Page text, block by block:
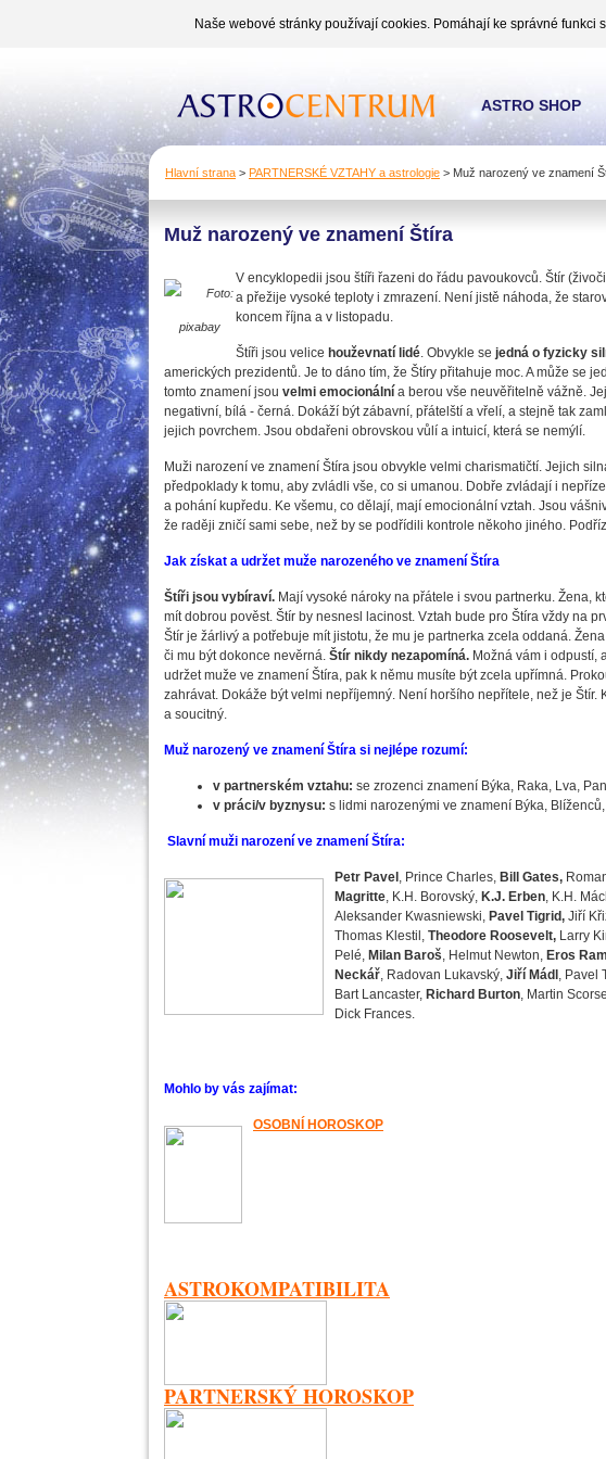
Naše webové stránky používají cookies. Pomáhají ke správné
Hlavní strana > PARTNERSKÉ VZTAHY a astrologie > Muž narozený ve znamení
Muž narozený ve znamení Štíra
Foto:
pixabay
V encyklopedii jsou štíři řazeni do řádu pavoukovců. Štír
a přežije vysoké teploty i zmrazení. Není jistě náhoda, že
koncem října a v listopadu.
Štíři jsou velice houževnatí lidé. Obvykle se jedná o fyzicky
amerických prezidentů. Je to dáno tím, že Štíry přitahuje moc. A může se
tomto znamení jsou velmi emocionální a berou vše neuvěřitelně vážně.
negativní, bílá - černá. Dokáží být zábavní, přátelští a vřelí, a stejně tak
jejich povrchem. Jsou obdařeni obrovskou vůlí a intuicí, která se nemýlí.
Muži narození ve znamení Štíra jsou obvykle velmi charismatičtí. Jejich
předpoklady k tomu, aby zvládli vše, co si umanou. Dobře zvládají i
a pohání kupředu. Ke všemu, co dělají, mají emocionální vztah. Jsou
že raději zničí sami sebe, než by se podřídili kontrole někoho jiného.
Jak získat a udržet muže narozeného ve znamení Štíra
Štíři jsou vybíraví. Mají vysoké nároky na přátele i svou partnerku. Žena,
mít dobrou pověst. Štír by nesnesl lacinost. Vztah bude pro Štíra vždy na
Štír je žárlivý a potřebuje mít jistotu, že mu je partnerka zcela oddaná.
či mu být dokonce nevěrná. Štír nikdy nezapomíná. Možná vám i odpustí,
udržet muže ve znamení Štíra, pak k němu musíte být zcela upřímná.
zahrávat. Dokáže být velmi nepříjemný. Není horšího nepřítele, než je
a soucitný.
Muž narozený ve znamení Štíra si nejlépe rozumí:
v partnerském vztahu: se zrozenci znamení Býka, Raka, Lva,
v práci/v byznysu: s lidmi narozenými ve znamení Býka,
Slavní muži narození ve znamení Štíra:
Petr Pavel , Prince Charles, Bill Gates,
Magritte, K.H. Borovský, K.J. Erben, K.H.
Aleksander Kwasniewski, Pavel Tigrid, Jiří
Thomas Klestil, Theodore Roosevelt, Larry
Pelé, Milan Baroš, Helmut Newton, Eros
Neckář, Radovan Lukavský, Jiří Mádl , Pavel
Bart Lancaster, Richard Burton, Martin
Dick Frances.
Mohlo by vás zajímat:
OSOBNÍ HOROSKOP
ASTROKOMPATIBILITA
PARTNERSKÝ HOROSKOP
ASTRO SHOP